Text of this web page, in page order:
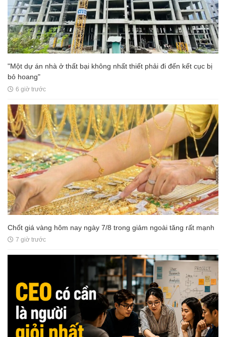
"Một dự án nhà ở thất bại không nhất thiết phải đi đến kết cục bị
bỏ hoang"
6 giờ trước
Chốt giá vàng hôm nay ngày 7/8 trong giảm ngoài tăng rất mạnh
7 giờ trước